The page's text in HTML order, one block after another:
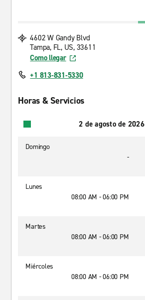
4602 W Gandy Blvd
Tampa, FL, US, 33611
Como llegar
+1 813-831-5330
Horas & Servicios
2 de agosto de 2026
Domingo
-
Lunes
08:00 AM - 06:00 PM
Martes
08:00 AM - 06:00 PM
Miércoles
08:00 AM - 06:00 PM